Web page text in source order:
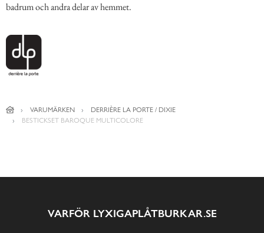
badrum och andra delar av hemmet.
VARUMÄRKEN
DERRIÈRE LA PORTE / DIXIE
BESTICKSET BAROQUE MULTICOLORE
VARFÖR LYXIGAPLÅTBURKAR.SE